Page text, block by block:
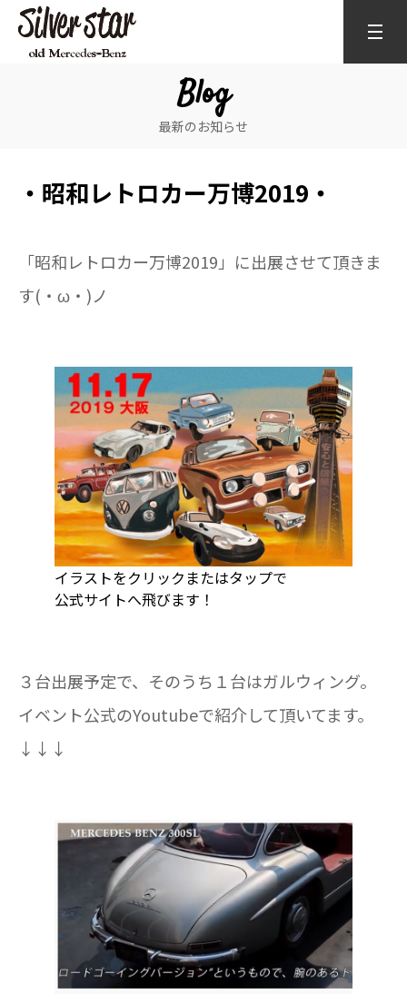
Blog
最新のお知らせ
・昭和レトロカー万博2019・
「昭和レトロカー万博2019」に出展させて頂きま
す(・ω・)ノ
イラストをクリックまたはタップで
公式サイトへ飛びます！
３台出展予定で、そのうち１台はガルウィング。
イベント公式のYoutubeで紹介して頂いてます。
↓↓↓